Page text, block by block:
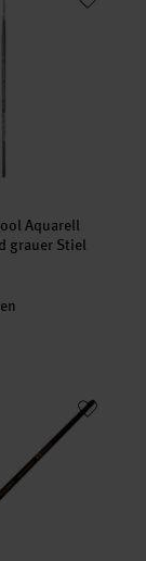
Aquarell
grauer Stiel
Crew